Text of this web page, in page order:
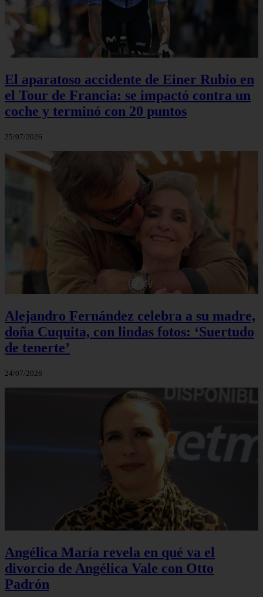
El aparatoso accidente de Einer Rubio en
el Tour de Francia: se impactó contra un
coche y terminó con 20 puntos
25/07/2026
Alejandro Fernández celebra a su madre,
doña Cuquita, con lindas fotos: ‘Suertudo
de tenerte’
24/07/2026
Angélica María revela en qué va el
divorcio de Angélica Vale con Otto
Padrón